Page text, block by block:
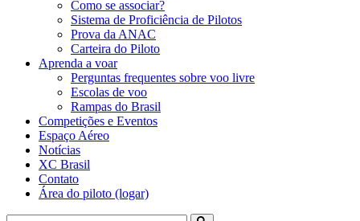
Como se associar?
Sistema de Proficiência de Pilotos
Prova da ANAC
Carteira do Piloto
Aprenda a voar
Perguntas frequentes sobre voo livre
Escolas de voo
Rampas do Brasil
Competições e Eventos
Espaço Aéreo
Notícias
XC Brasil
Contato
Área do piloto (logar)